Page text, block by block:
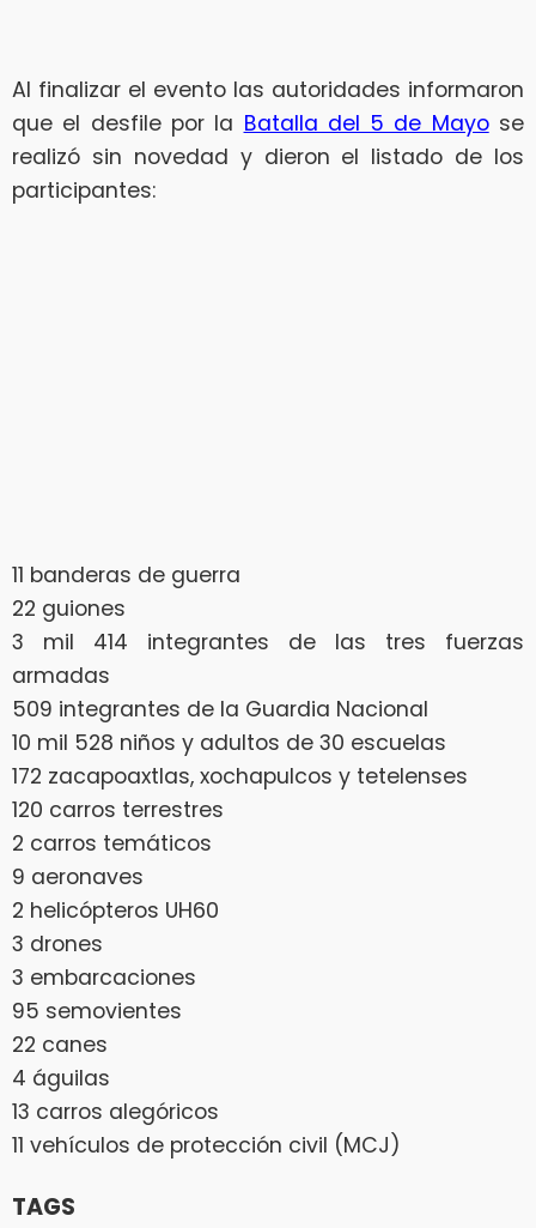
Al finalizar el evento las autoridades informaron
que el desfile por la Batalla del 5 de Mayose
realizó sin novedad y dieron el listado de los
participantes:
11 banderas de guerra
22 guiones
3 mil 414 integrantes de las tres fuerzas
armadas
509 integrantes de la Guardia Nacional
10 mil 528 niños y adultos de 30 escuelas
172 zacapoaxtlas, xochapulcos y tetelenses
120 carros terrestres
2 carros temáticos
9 aeronaves
2 helicópteros UH60
3 drones
3 embarcaciones
95 semovientes
22 canes
4 águilas
13 carros alegóricos
11 vehículos de protección civil (MCJ)
TAGS